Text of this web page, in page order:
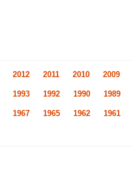
2012 2011 2010 2009
1993 1992 1990 1989
1967 1965 1962 1961